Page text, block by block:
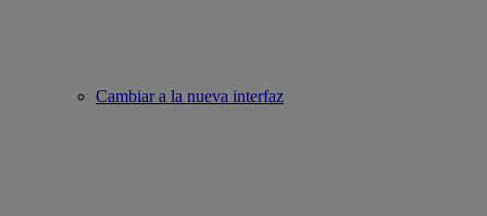
Cambiar a la nueva interfaz